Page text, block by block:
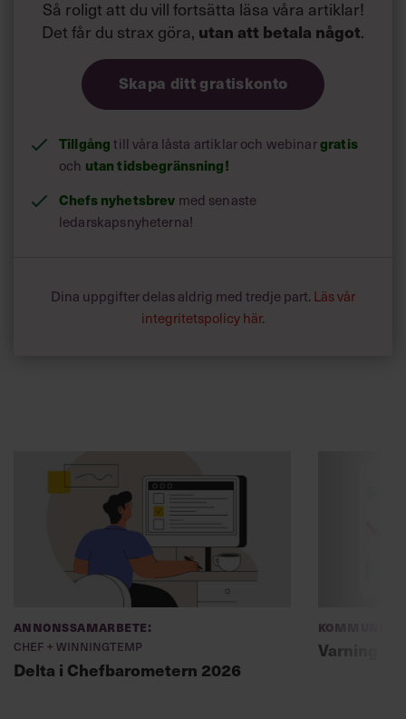
Så roligt att du vill fortsätta läsa våra artiklar!
Det får du strax göra, utan att betala något.
Skapa ditt gratiskonto
Tillgångtill våra låsta artiklar och webinargratis
och utan tidsbegränsning!
Chefs nyhetsbrev med senaste
ledarskapsnyheterna!
Dina uppgifter delas aldrig med tredje part. Läs vår
integritetspolicy här.
Annonssamarbete:
Chef + Winningtemp
Delta i Chefbarometern 2026
Varning